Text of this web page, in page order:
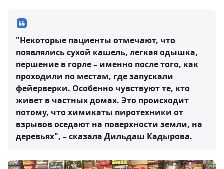
"Некоторые пациенты отмечают, что
появлялись сухой кашель, легкая одышка,
першение в горле – именно после того, как
проходили по местам, где запускали
фейерверки. Особенно чувствуют те, кто
живет в частных домах. Это происходит
потому, что химикаты пиротехники от
взрывов оседают на поверхности земли, на
деревьях", – сказала Дильдаш Кадырова.